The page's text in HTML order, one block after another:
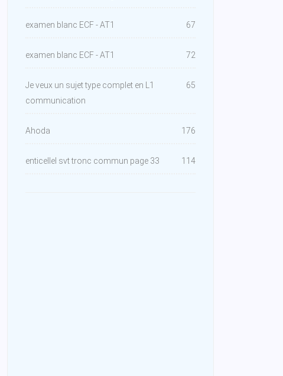
examen blanc ECF - AT1 67
examen blanc ECF - AT1 72
Je veux un sujet type complet en L1
communication
65
Ahoda 176
enticellel svt tronc commun page 33 114